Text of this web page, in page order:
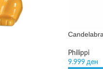
Philippi
9.999 ден